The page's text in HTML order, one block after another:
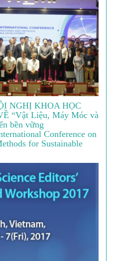
NGHỊ KHOA HỌC
“Vật Liệu, Máy Móc và
bền vững
Conference on
for Sustainable